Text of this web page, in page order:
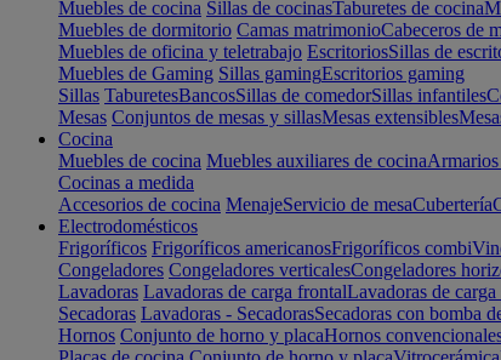
Muebles de cocina Sillas de cocinasTaburetes de cocina
Muebles de dormitorio Camas matrimonioCabeceros de
Muebles de oficina y teletrabajo EscritoriosSillas de
Muebles de Gaming Sillas gamingEscritorios gaming
Sillas TaburetesBancosSillas de comedorSillas infantiles
Mesas Conjuntos de mesas y sillasMesas extensibles
Cocina
Muebles de cocina Muebles auxiliares de cocina
Cocinas a medida
Accesorios de cocina MenajeServicio de mesaCubertería
Electrodomésticos
Frigoríficos Frigoríficos americanosFrigoríficos combi
Congeladores Congeladores verticalesCongeladores
Lavadoras Lavadoras de carga frontalLavadoras de
Secadoras Lavadoras - SecadorasSecadoras con bomba
Hornos Conjunto de horno y placaHornos